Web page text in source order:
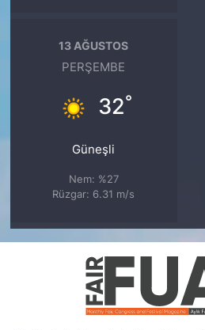
13 AĞUSTOS
PERŞEMBE
32°
Güneşli
Nem: %27
Rüzgar: 6.31 m/s